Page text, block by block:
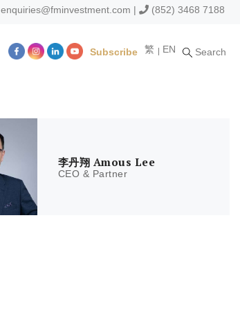
enquiries@fminvestment.com | (852) 3468 7188
Subscribe 繁 EN Search
李丹翔 Amous Lee
CEO & Partner